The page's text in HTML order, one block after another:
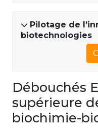
Pilotage de
biotechnologies
Débouchés
supérieure
biochimie-